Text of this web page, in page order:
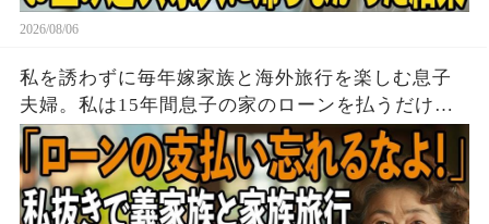
2026/08/06
私を誘わずに毎年嫁家族と海外旅行を楽しむ息子
夫婦。私は15年間息子の家のローンを払うだけ黙
って実印を押し家を即売却→帰国後、他人が住む
家を見た息子は顔面蒼白に